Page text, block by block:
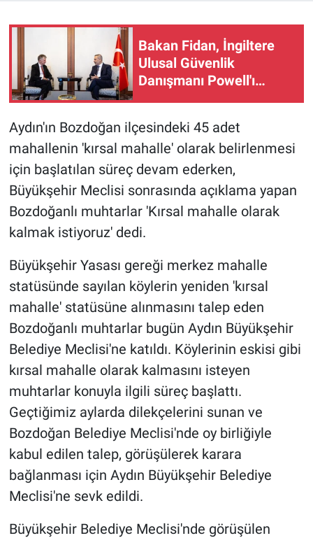
Bakan Fidan, İngiltere
Ulusal Güvenlik
Danışmanı Powell'ı
Aydın'ın Bozdoğan ilçesindeki 45 adet
mahallenin 'kırsal mahalle' olarak belirlenmesi
için başlatılan süreç devam ederken,
Büyükşehir Meclisi sonrasında açıklama yapan
Bozdoğanlı muhtarlar 'Kırsal mahalle olarak
kalmak istiyoruz' dedi.
Büyükşehir Yasası gereği merkez mahalle
statüsünde sayılan köylerin yeniden 'kırsal
mahalle' statüsüne alınmasını talep eden
Bozdoğanlı muhtarlar bugün Aydın Büyükşehir
Belediye Meclisi'ne katıldı. Köylerinin eskisi gibi
kırsal mahalle olarak kalmasını isteyen
muhtarlar konuyla ilgili süreç başlattı.
Geçtiğimiz aylarda dilekçelerini sunan ve
Bozdoğan Belediye Meclisi'nde oy birliğiyle
kabul edilen talep, görüşülerek karara
bağlanması için Aydın Büyükşehir Belediye
Meclisi'ne sevk edildi.
Büyükşehir Belediye Meclisi'nde görüşülen